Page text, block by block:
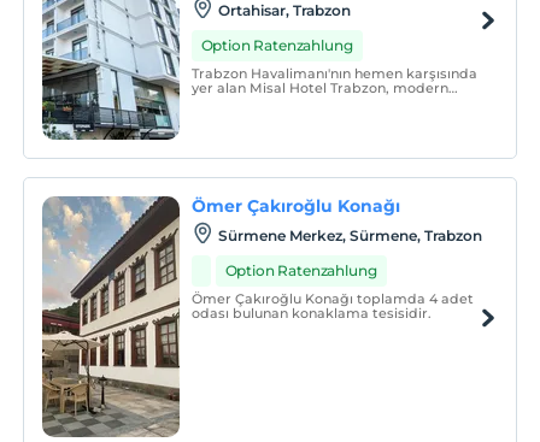
Ortahisar, Trabzon
Option Ratenzahlung
Trabzon Havalimanı'nın hemen karşısında
yer alan Misal Hotel Trabzon, modern
Ömer Çakıroğlu Konağı
Sürmene Merkez, Sürmene, Trabzon
Option Ratenzahlung
Ömer Çakıroğlu Konağı toplamda 4 adet
odası bulunan konaklama tesisidir.